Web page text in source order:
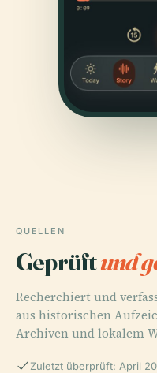
QUELLEN
Geprüftund
Recherchiert und
aus historischen
Archiven und lokalem
Zuletzt überprüft: April